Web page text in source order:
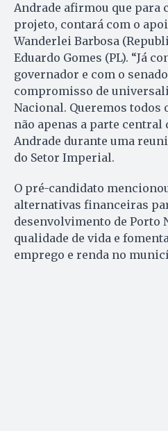
Andrade afirmou que para
projeto, contará com o
Wanderlei Barbosa
Eduardo Gomes (PL). “Já
governador e com o
compromisso de
Nacional. Queremos todos
não apenas a parte central
Andrade durante uma
do Setor Imperial.
O pré-candidato
alternativas financeiras
desenvolvimento de Porto
qualidade de vida e
emprego e renda no